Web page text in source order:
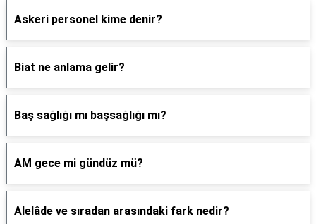
Askeri personel kime denir?
Biat ne anlama gelir?
Baş sağlığı mı başsağlığı mı?
AM gece mi gündüz mü?
Alelâde ve sıradan arasındaki fark nedir?